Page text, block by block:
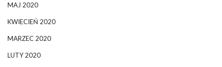
MAJ 2020
KWIECIEŃ 2020
MARZEC 2020
LUTY 2020